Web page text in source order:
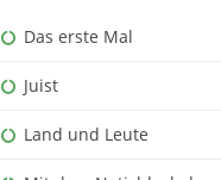
Das erste Mal
Juist
Land und Leute